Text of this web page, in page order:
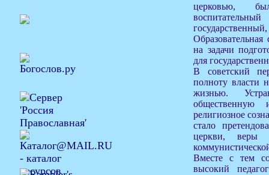
церковью,
Образовательная
на задачи
для
В советский
полноту власти
жизнью.
религиозное
стало
церкви, веры
Вместе с тем
высокий